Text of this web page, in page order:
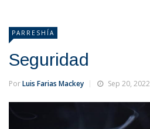
PARRESHÍA
Seguridad
PorLuis Farias Mackey Sep 20, 2022